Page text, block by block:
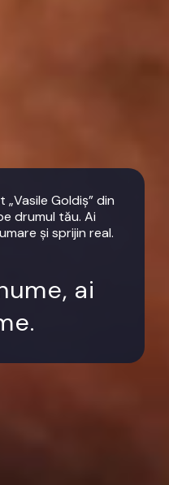
Goldiș” din
drumul tău. Ai
și sprijin real.
ai